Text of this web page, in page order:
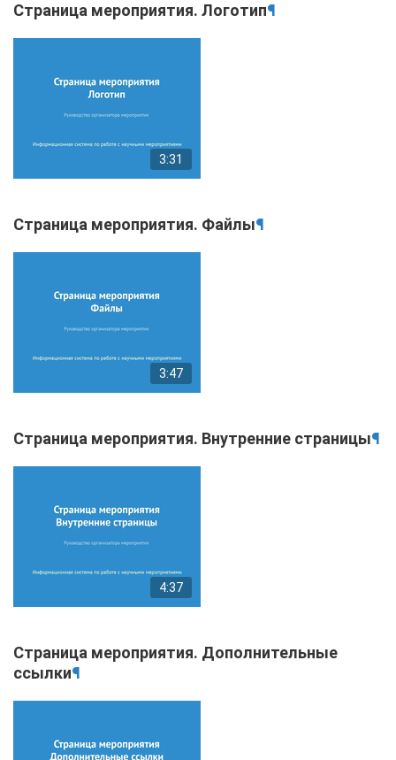
Страница мероприятия. Логотип¶
3:31
Страница мероприятия. Файлы¶
3:47
Страница мероприятия. Внутренние страницы¶
4:37
Страница мероприятия. Дополнительные
ссылки¶